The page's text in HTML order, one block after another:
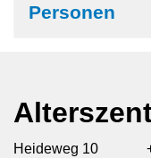
Personen
Heideweg 10